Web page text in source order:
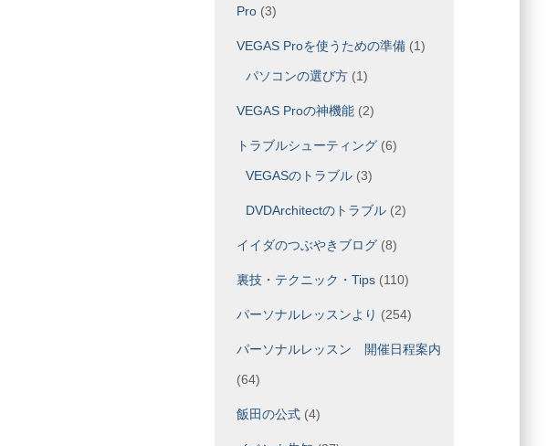
Pro(3)
VEGAS Proを使うための準備(1)
パソコンの選び方(1)
VEGAS Proの神機能(2)
トラブルシューティング(6)
VEGASのトラブル(3)
DVDArchitectのトラブル(2)
イイダのつぶやきブログ(8)
裏技・テクニック・Tips(110)
パーソナルレッスンより (254)
パーソナルレッスン 開催日程案内
(64)
飯田の公式(4)